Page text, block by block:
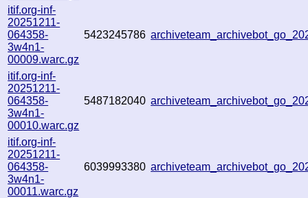
itif.org-inf-
20251211-
064358-
3w4n1-
00009.warc.gz
5423245786
itif.org-inf-
20251211-
064358-
3w4n1-
00010.warc.gz
5487182040
itif.org-inf-
20251211-
064358-
3w4n1-
00011.warc.gz
6039993380